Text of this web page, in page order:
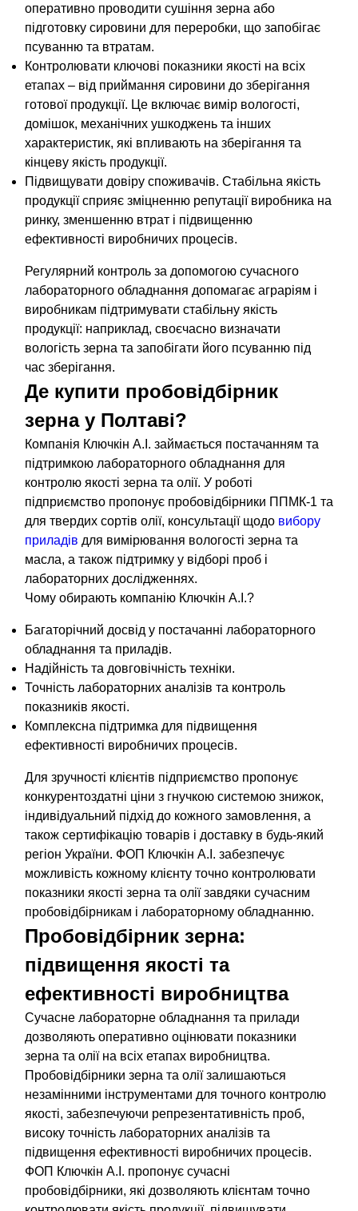
оперативно проводити сушіння зерна або
підготовку сировини для переробки, що запобігає
псуванню та втратам.
Контролювати ключові показники якості на всіх
етапах – від приймання сировини до зберігання
готової продукції. Це включає вимір вологості,
домішок, механічних ушкоджень та інших
характеристик, які впливають на зберігання та
кінцеву якість продукції.
Підвищувати довіру споживачів. Стабільна якість
продукції сприяє зміцненню репутації виробника на
ринку, зменшенню втрат і підвищенню
ефективності виробничих процесів.
Регулярний контроль за допомогою сучасного
лабораторного обладнання допомагає аграріям і
виробникам підтримувати стабільну якість
продукції: наприклад, своєчасно визначати
вологість зерна та запобігати його псуванню під
час зберігання.
Де купити пробовідбірник
зерна у Полтаві?
Компанія Ключкін А.І. займається постачанням та
підтримкою лабораторного обладнання для
контролю якості зерна та олії. У роботі
підприємство пропонує пробовідбірники ППМК-1 та
для твердих сортів олії, консультації щодо вибору
приладів для вимірювання вологості зерна та
масла, а також підтримку у відборі проб і
лабораторних дослідженнях.
Чому обирають компанію Ключкін А.І.?
Багаторічний досвід у постачанні лабораторного
обладнання та приладів.
Надійність та довговічність техніки.
Точність лабораторних аналізів та контроль
показників якості.
Комплексна підтримка для підвищення
ефективності виробничих процесів.
Для зручності клієнтів підприємство пропонує
конкурентоздатні ціни з гнучкою системою знижок,
індивідуальний підхід до кожного замовлення, а
також сертифікацію товарів і доставку в будь-який
регіон України. ФОП Ключкін А.І. забезпечує
можливість кожному клієнту точно контролювати
показники якості зерна та олії завдяки сучасним
пробовідбірникам і лабораторному обладнанню.
Пробовідбірник зерна:
підвищення якості та
ефективності виробництва
Сучасне лабораторне обладнання та прилади
дозволяють оперативно оцінювати показники
зерна та олії на всіх етапах виробництва.
Пробовідбірники зерна та олії залишаються
незамінними інструментами для точного контролю
якості, забезпечуючи репрезентативність проб,
високу точність лабораторних аналізів та
підвищення ефективності виробничих процесів.
ФОП Ключкін А.І. пропонує сучасні
пробовідбірники, які дозволяють клієнтам точно